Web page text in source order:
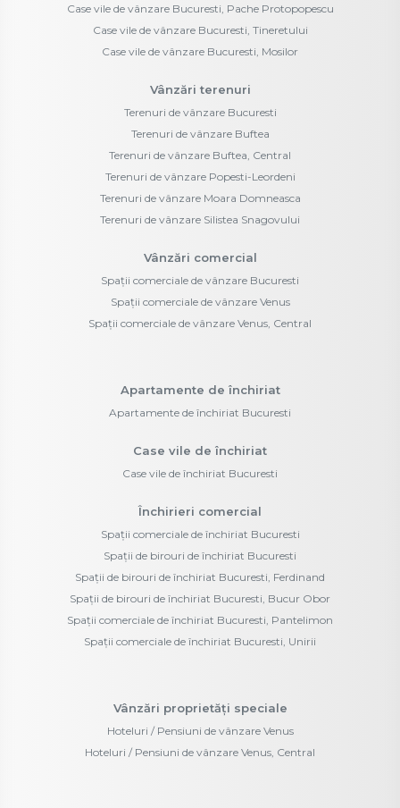
Case vile de vânzare Bucuresti, Pache Protopopescu
Case vile de vânzare Bucuresti, Tineretului
Case vile de vânzare Bucuresti, Mosilor
Vânzări terenuri
Terenuri de vânzare Bucuresti
Terenuri de vânzare Buftea
Terenuri de vânzare Buftea, Central
Terenuri de vânzare Popesti-Leordeni
Terenuri de vânzare Moara Domneasca
Terenuri de vânzare Silistea Snagovului
Vânzări comercial
Spații comerciale de vânzare Bucuresti
Spații comerciale de vânzare Venus
Spații comerciale de vânzare Venus, Central
Apartamente de închiriat
Apartamente de închiriat Bucuresti
Case vile de închiriat
Case vile de închiriat Bucuresti
Închirieri comercial
Spații comerciale de închiriat Bucuresti
Spații de birouri de închiriat Bucuresti
Spații de birouri de închiriat Bucuresti, Ferdinand
Spații de birouri de închiriat Bucuresti, Bucur Obor
Spații comerciale de închiriat Bucuresti, Pantelimon
Spații comerciale de închiriat Bucuresti, Unirii
Vânzări proprietăți speciale
Hoteluri / Pensiuni de vânzare Venus
Hoteluri / Pensiuni de vânzare Venus, Central